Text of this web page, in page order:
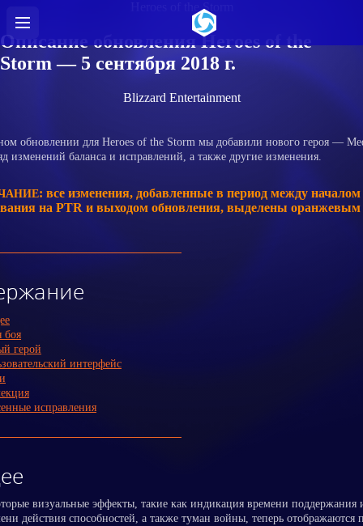
Heroes of the Storm
Описание обновления Heroes of the
Storm — 5 сентября 2018 г.
Blizzard Entertainment
обновлении для Heroes of the Storm мы добавили нового героя —
изменений баланса и исправлений, а также другие изменения.
: все изменения, добавленные в период между началом
на PTR и выходом обновления, выделены оранжевым
боя
герой
интерфейс
исправления
визуальные эффекты, такие как индикация времени поддержания
действия способностей, а также туман войны, теперь отображаются